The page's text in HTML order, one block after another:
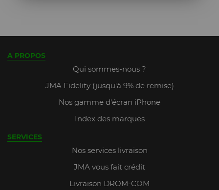
A PROPOS
Qui sommes-nous ?
JMA Fidelity (jusqu'à 9% de remise)
Nos gamme d'écran iPhone
Index des marques
SERVICES
Nos services livraison
JMA vous fait crédit
Livraison DROM-COM